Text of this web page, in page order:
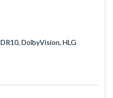
DolbyVision, HLG